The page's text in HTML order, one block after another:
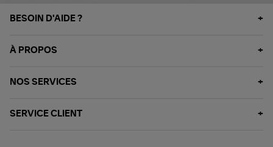
BESOIN D'AIDE ?
À PROPOS
NOS SERVICES
SERVICE CLIENT